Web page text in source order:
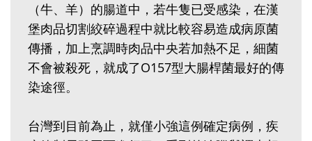
（牛、羊）的腸道中，若牛隻已受感染，在漢
堡肉品切割絞碎過程中就比較容易造成病原菌
傳播，加上烹調時肉品中央若加熱不足，細菌
不會被殺死，就成了O157型大腸桿菌最好的傳
染途徑。
台灣到目前為止，就僅小強這例確定病例，疾